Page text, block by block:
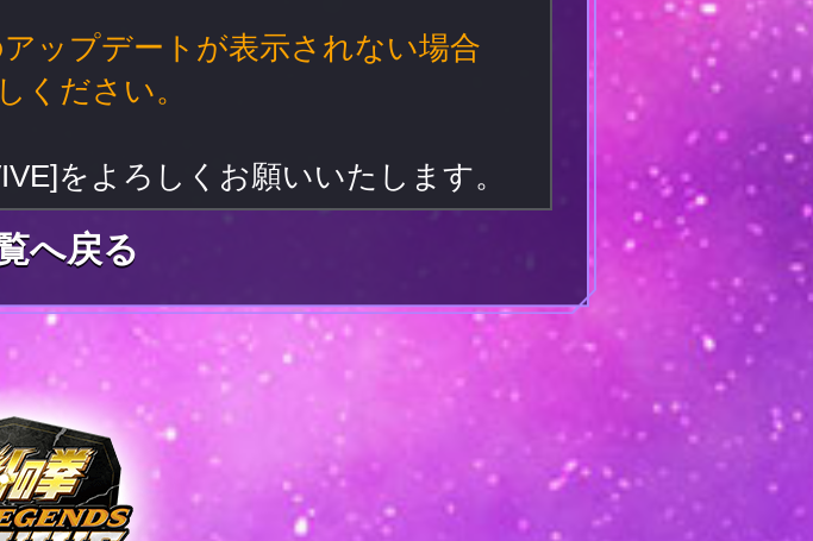
ップデートが表示されない場合
ください。
をよろしくお願いいたします。
へ戻る